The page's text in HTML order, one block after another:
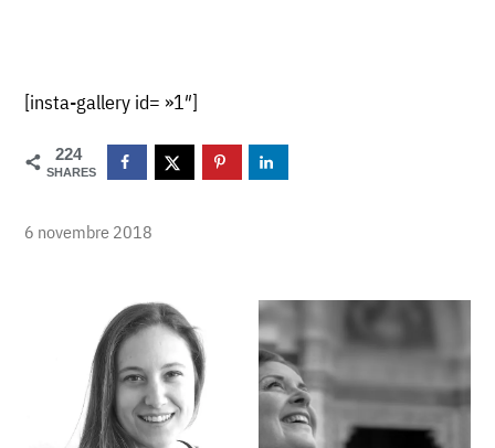
[insta-gallery id= »1″]
224
SHARES
6 novembre 2018